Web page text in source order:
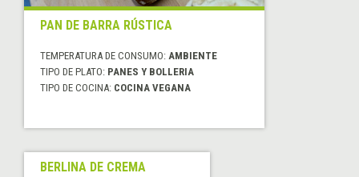
PAN DE BARRA RÚSTICA
TEMPERATURA DE CONSUMO: AMBIENTE
TIPO DE PLATO: PANES Y BOLLERIA
TIPO DE COCINA: COCINA VEGANA
BERLINA DE CREMA